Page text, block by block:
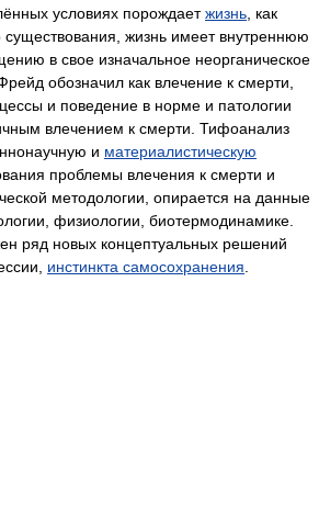
условиях порождаетжизнь , как
жизнь имеет внутреннюю
в свое изначальное неорганическое
обозначил как влечение к смерти,
и поведение в норме и патологии
влечением к смерти. Тифоанализ
и материалистическую
проблемы влечения к смерти и
методологии, опирается на данные
физиологии, биотермодинамике.
ряд новых концептуальных решений
инстинкта самосохранения